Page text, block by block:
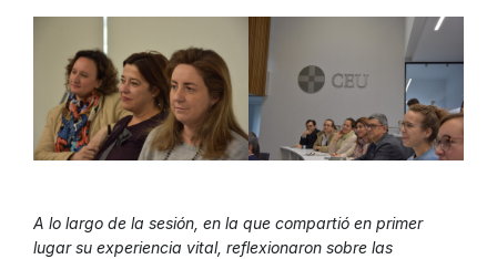
A lo largo de la sesión, en la que compartió en primer
lugar su experiencia vital, reflexionaron sobre las